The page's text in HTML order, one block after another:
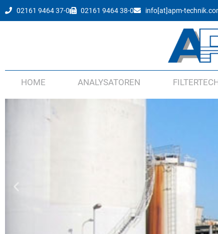
02161 9464 37-0 02161 9464 38-0 info[at]apm-
HOME ANALYSATOREN